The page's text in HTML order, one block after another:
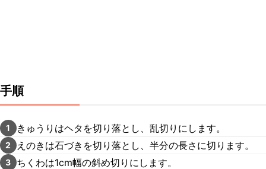
手順
1 きゅうりはヘタを切り落とし、乱切りにします。
2 えのきは石づきを切り落とし、半分の長さに切ります。
3 ちくわは1cm幅の斜め切りにします。